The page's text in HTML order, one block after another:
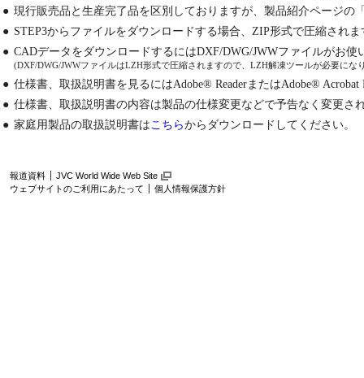
● 現行販売品と生産完了品を区別しておりますが、製品紹介ページ
● STEP3からファイルをダウンロードする場合、ZIP形式で圧縮され
● CADデータをダウンロードするにはDXF/DWG/JWWファイルがお
(DXF/DWG/JWWファイルはLZH形式で圧縮されますので、LZH解凍ツールが必要にな
● 仕様書、取扱説明書を見るにはAdobe® ReaderまたはAdobe® Acrobat
● 仕様書、取扱説明書の内容は製品の仕様変更などで予告なく変更さ
● 家庭用製品の取扱説明書はこちらからダウンロードしてください。
報道資料
JVC World Wide Web Site
ウェブサイトのご利用にあたって
個人情報保護方針